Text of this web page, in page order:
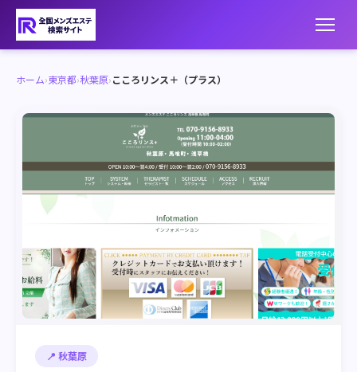
ホーム›東京都›秋葉原›こころリンス＋（プラス）
📍 秋葉原